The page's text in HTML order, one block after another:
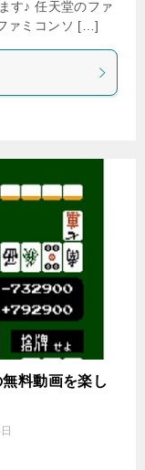
す♪ 任天堂のファ
ァミコンソ […]
料動画を楽し